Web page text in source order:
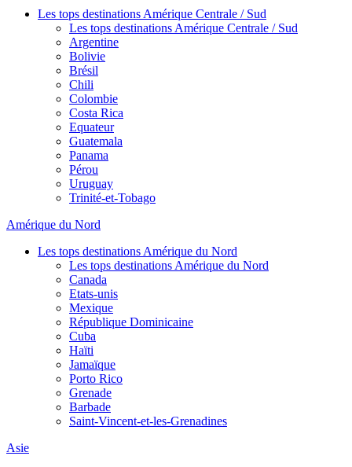
Les tops destinations Amérique Centrale / Sud
Les tops destinations Amérique Centrale / Sud
Argentine
Bolivie
Brésil
Chili
Colombie
Costa Rica
Equateur
Guatemala
Panama
Pérou
Uruguay
Trinité-et-Tobago
Amérique du Nord
Les tops destinations Amérique du Nord
Les tops destinations Amérique du Nord
Canada
Etats-unis
Mexique
République Dominicaine
Cuba
Haïti
Jamaïque
Porto Rico
Grenade
Barbade
Saint-Vincent-et-les-Grenadines
Asie